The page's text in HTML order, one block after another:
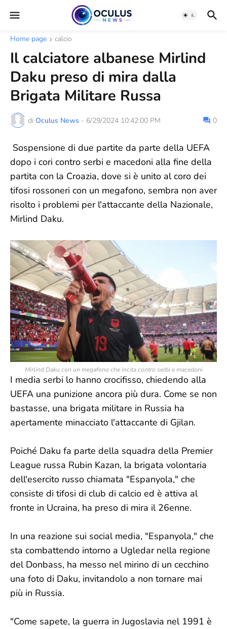
Home page calcio
Il calciatore albanese Mirlind
Daku preso di mira dalla
Brigata Militare Russa
di Oculus News - 6/29/2024 10:42:00 PM 0
Sospensione di due partite da parte della UEFA
dopo i cori contro serbi e macedoni alla fine della
partita con la Croazia, dove si è unito al coro dei
tifosi rossoneri con un megafono, sembra non aver
risolto i problemi per l'attaccante della Nazionale,
Mirlind Daku.
Mirlind Daku con un megafono che incita contro serbi e macedoni
I media serbi lo hanno crocifisso, chiedendo alla
UEFA una punizione ancora più dura. Come se non
bastasse, una brigata militare in Russia ha
apertamente minacciato l'attaccante di Gjilan.
Poiché Daku fa parte della squadra della Premier
League russa Rubin Kazan, la brigata volontaria
dell'esercito russo chiamata "Espanyola," che
consiste di tifosi di club di calcio ed è attiva al
fronte in Ucraina, ha preso di mira il 26enne.
In una reazione sui social media, "Espanyola," che
sta combattendo intorno a Ugledar nella regione
del Donbass, ha messo nel mirino di un cecchino
una foto di Daku, invitandolo a non tornare mai
più in Russia.
"Come sapete, la guerra in Jugoslavia nel 1991 è